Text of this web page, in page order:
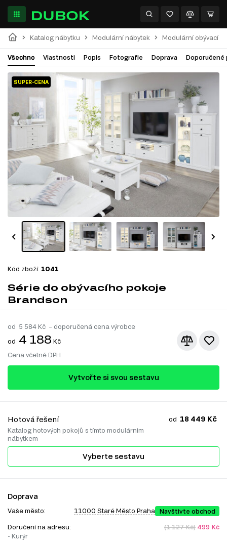
Katalog nábytku Modulární nábytek Modulární obývací
Všechno Vlastnosti Popis Fotografie Doprava Doporučené
SUPER-CENA
Kód zboží: 1041
Série do obývacího pokoje
Brandson
od 5 584 Kč – doporučená cena výrobce
od 4 188 Kč
Cena včetně DPH
Vytvořte si svou sestavu
Hotová řešení
Katalog hotových pokojů s tímto modulárnim
nábytkem
od 18 449 Kč
Vyberte sestavu
Doprava
Vaše město: 11000 Staré Město Praha Navštivte obchod
Doručení na adresu:
- Kurýr
(1 127 Kč) 499 Kč